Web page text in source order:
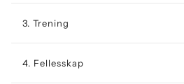
3. Trening
4. Fellesskap